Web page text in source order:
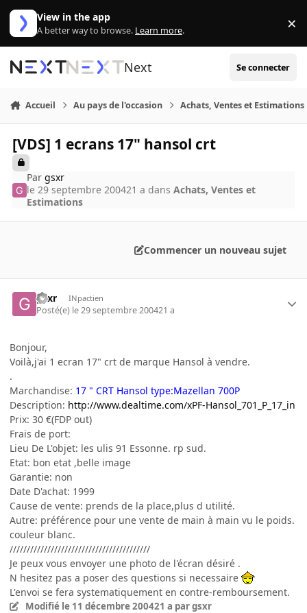
Aller au contenu
View in the app
A better way to browse. Learn more. ×
Next Se connecter
Accueil Au pays de l'occasion Achats, Ventes et Estimations
[VDS] 1 ecrans 17" hansol crt
Pargsxr
le 29 septembre 200421 a dansAchats, Ventes et
Estimations
Commencer un nouveau sujet
gsxr INpactien
Posté(e) le 29 septembre 200421 a
Bonjour,
Voilà,j'ai 1 ecran 17" crt de marque Hansol à vendre.
.
Marchandise: 17 " CRT Hansol type:Mazellan 700P
Description: http://www.dealtime.com/xPF-Hansol_701_P_17_in
Prix: 30 €(FDP out)
Frais de port:
Lieu De L'objet: les ulis 91 Essonne. rp sud.
Etat: bon etat ,belle image
Garantie: non
Date D'achat: 1999
Cause de vente: prends de la place,plus d utilité.
Autre: préférence pour une vente de main à main vu le poids.
couleur blanc.
/////////////////////////////////////////
Je peux vous envoyer une photo de l'écran désiré .
N hesitez pas a poser des questions si necessaire
L'envoi se fera systematiquement en contre-remboursement.
Modifié le 11 décembre 200421 a par gsxr